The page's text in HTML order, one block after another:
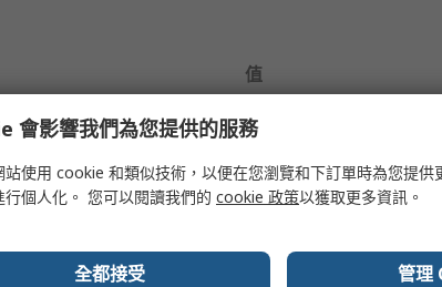
值
Fortex
PCB Riveting Tool
2.6mm
會影響我們為您提供的服務
站使用 cookie 和類似技術，以便在您瀏覽和下訂單時為您提供
行個人化。 您可以閱讀我們的 cookie 政策以獲取更多資訊。
全都接受 管理